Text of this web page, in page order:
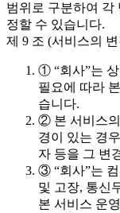
범위로 구분하여 각
정할 수 있습니다.
제 9 조 (서비스의
① “회사”는
필요에 따라
습니다.
② 본 서비스의
경이 있는 경
자 등을 그 변
③ “회사”는
및 고장, 통신
본 서비스 운